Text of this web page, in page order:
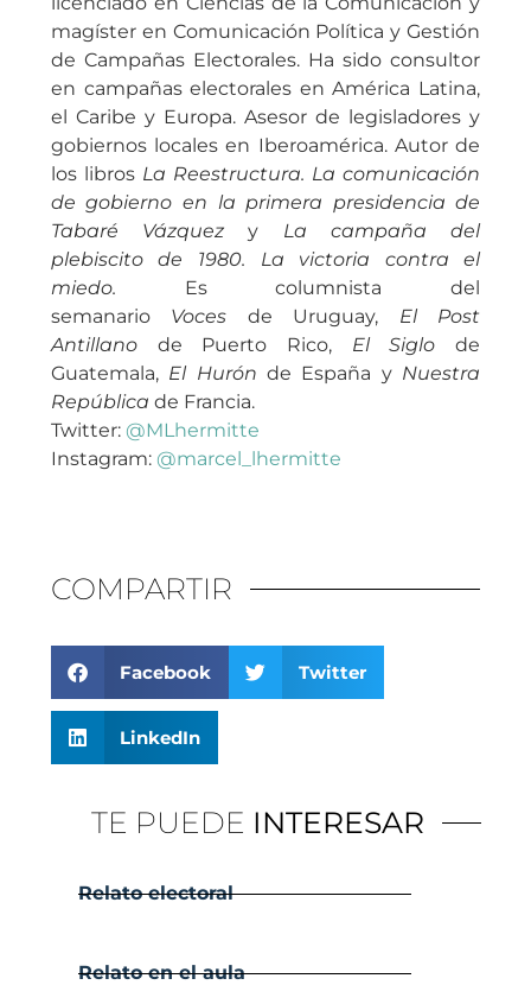
magíster en Comunicación Política y Gestión
de Campañas Electorales. Ha sido consultor
en campañas electorales en América Latina,
el Caribe y Europa. Asesor de legisladores y
gobiernos locales en Iberoamérica. Autor de
los libros La Reestructura. La comunicación
de gobierno en la primera presidencia de
Tabaré Vázquezy La campaña del
plebiscito de 1980. La victoria contra el
miedo. Es columnista del
semanario Voces de Uruguay, El Post
Antillano de Puerto Rico, El Siglode
Guatemala, El Hurónde España y Nuestra
República de Francia.
Twitter: @MLhermitte
Instagram: @marcel_lhermitte
COMPARTIR
Facebook Twitter
LinkedIn
TE PUEDE INTERESAR
Relato electoral
Relato en el aula